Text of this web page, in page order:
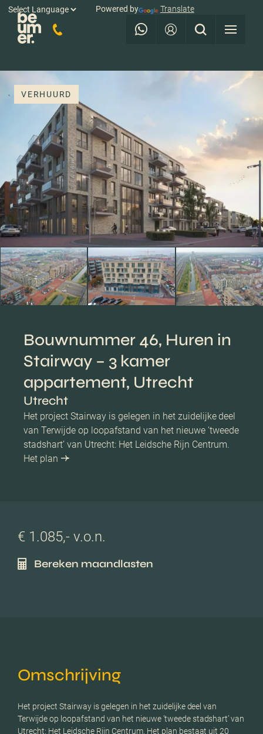
Powered by Translate
VERHUURD
Bouwnummer 46, Huren in
Stairway – 3 kamer
appartement, Utrecht
Utrecht
Het project Stairway is gelegen in het zuidelijke deel
van Terwijde op loopafstand van het nieuwe ’tweede
stadshart’ van Utrecht: Het Leidsche Rijn Centrum.
Het plan
€ 1.085,- v.o.n.
Bereken maandlasten
Omschrijving
Het project Stairway is gelegen in het zuidelijke deel van
Terwijde op loopafstand van het nieuwe ’tweede stadshart’ van
Utrecht: Het Leidsche Rijn Centrum. Het plan bestaat uit 20